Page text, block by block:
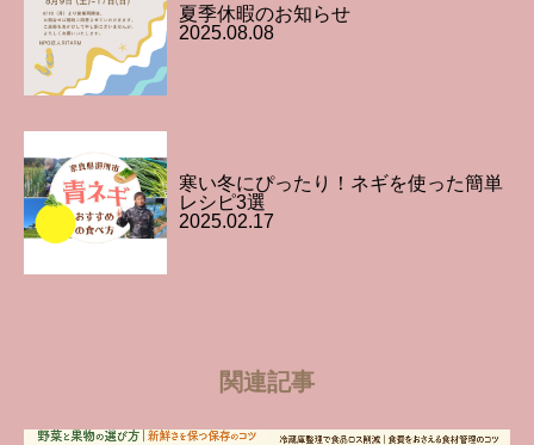
夏季休暇のお知らせ
2025.08.08
寒い冬にぴったり！ネギを使った簡単
レシピ3選
2025.02.17
関連記事